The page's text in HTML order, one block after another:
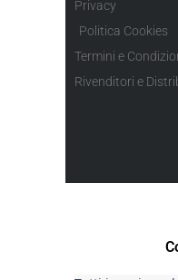
Privacy
Politica Cookies
Termini e
Rivenditori e